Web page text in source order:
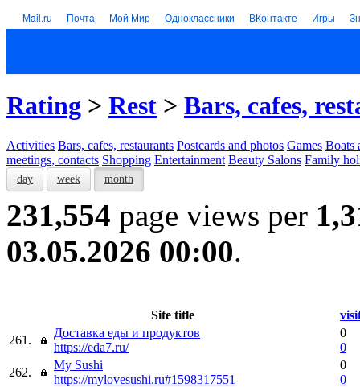
Mail.ru Почта Мой Мир Одноклассники ВКонтакте Игры
Rating > Rest > Bars, cafes,
Activities Bars, cafes, restaurants Postcards and photos Games Boats
meetings, contacts Shopping Entertainment Beauty Salons Family
day week month
231,554 page views per
03.05.2026 00:00.
Site title
261.
Доставка еды и продуктов
https://eda7.ru/
0
0
262.
My Sushi
https://mylovesushi.ru#1598317551
0
0